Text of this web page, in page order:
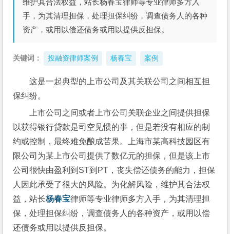
维护其合法权益，站长杨春宝律师等专业律师多方入
手，为其清理担保，处理担保纠纷，调查债务人的各种
资产，或用以偿还债务或用以提供反担保。
关键词： 投融资律师案例 杨春宝 案例
这是一起典型的上市公司及其关联公司之间相互担
保纠纷。
上市公司之间或者上市公司关联企业之间提供担保
以获得银行贷款是司空见惯的事，但是若没有相应的制
约或控制，最终难免酿成苦果。上海市某高科技园区有
限公司为某上市公司提供了数亿元的担保，但是该上市
公司很快由盈利到ST到PT，丧失偿还债务的能力，担保
人因此承受了很大的风险。为化解风险，维护其合法权
益，站长杨春宝律师等专业律师多方入手，为其清理担
保，处理担保纠纷，调查债务人的各种资产，或用以偿
还债务或用以提供反担保。